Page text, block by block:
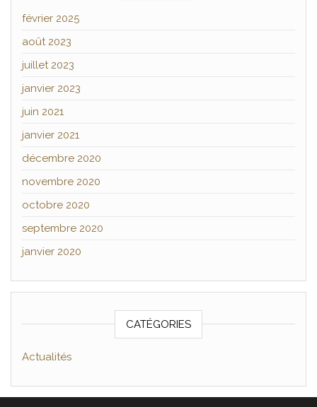
février 2025
août 2023
juillet 2023
janvier 2023
juin 2021
janvier 2021
décembre 2020
novembre 2020
octobre 2020
septembre 2020
janvier 2020
CATÉGORIES
Actualités